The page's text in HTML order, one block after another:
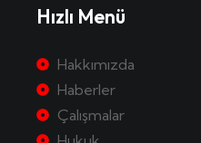
Hızlı Menü
Hakkımızda
Haberler
Çalışmalar